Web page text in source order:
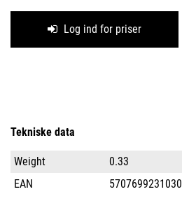
Log ind for priser
Tekniske data
Weight
0.33
EAN
5707699231030